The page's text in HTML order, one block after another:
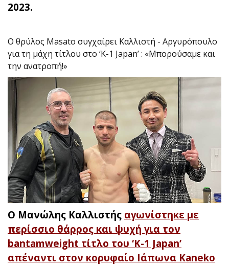
2023.
Ο θρύλος Masato συγχαίρει Καλλιστή - Αργυρόπουλο
για τη μάχη τίτλου στο ‘K-1 Japan’ : «Μπορούσαμε και
την ανατροπή!»
Ο Μανώλης Καλλιστής αγωνίστηκε με
περίσσιο θάρρος και ψυχή για τον
bantamweight τίτλο του ‘Κ-1 Japan’
απέναντι στον κορυφαίο Ιάπωνα Kaneko